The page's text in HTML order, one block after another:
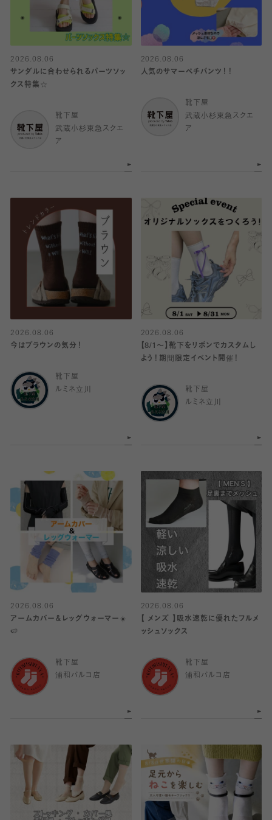
2026.08.06
サンダルに合わせられるパーツソッ
クス特集☆
靴下屋
武蔵小杉東急スクエ
ア
2026.08.06
人気のサマーペチパンツ！！
靴下屋
武蔵小杉東急スクエ
ア
2026.08.06
今はブラウンの気分！
靴下屋
ルミネ立川
2026.08.06
【8/1〜】靴下をリボンでカスタムし
よう！期間限定イベント開催！
靴下屋
ルミネ立川
2026.08.06
アームカバー＆レッグウォーマー☀️
🍉
靴下屋
浦和パルコ店
2026.08.06
【 メンズ 】吸水速乾に優れたフルメ
ッシュソックス
靴下屋
浦和パルコ店